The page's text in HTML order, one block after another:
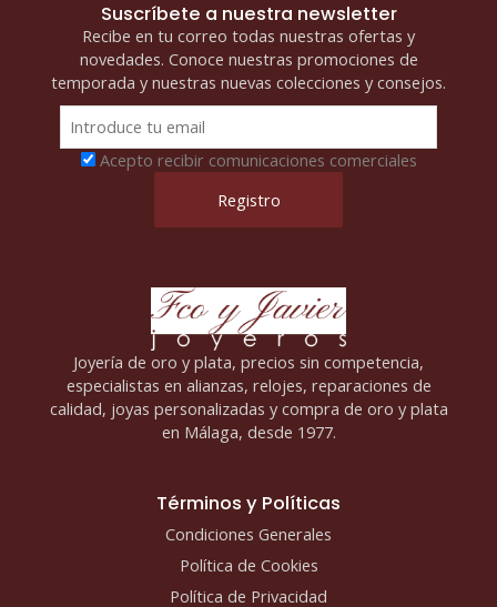
Suscríbete a nuestra newsletter
Recibe en tu correo todas nuestras ofertas y
novedades. Conoce nuestras promociones de
temporada y nuestras nuevas colecciones y consejos.
Acepto recibir comunicaciones comerciales
Joyería de oro y plata, precios sin competencia,
especialistas en alianzas, relojes, reparaciones de
calidad, joyas personalizadas y compra de oro y plata
en Málaga, desde 1977.
Términos y Políticas
Condiciones Generales
Política de Cookies
Política de Privacidad